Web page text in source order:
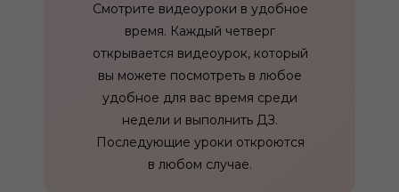
Смотрите видеоуроки в удобное
время. Каждый четверг
открывается видеоурок, который
вы можете посмотреть в любое
удобное для вас время среди
недели и выполнить ДЗ.
Последующие уроки откроются
в любом случае.